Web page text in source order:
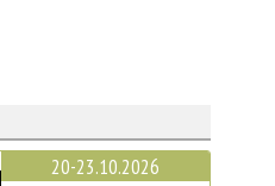
20-23.10.2026